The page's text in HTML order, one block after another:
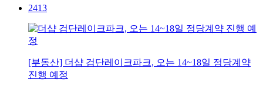
2413
[부동산] 더샵 검단레이크파크, 오는 14~18일 정당계약
진행 예정